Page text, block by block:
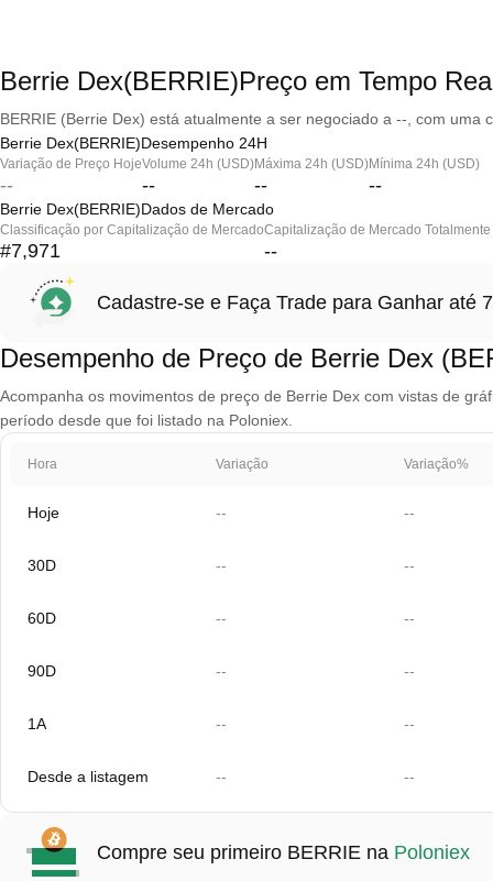
Berrie Dex(BERRIE)Preço em Tempo
BERRIE (Berrie Dex) está atualmente a ser negociado a --, com uma
Berrie Dex(BERRIE)Desempenho 24H
Variação de Preço Hoje
--
Volume 24h (USD)
--
Máxima 24h (USD)
--
Mínima 24h (USD)
--
Berrie Dex(BERRIE)Dados de Mercado
Classificação por Capitalização de Mercado
#7,971
Capitalização de Mercado
--
Cadastre-se e Faça Trade para Ganhar até
Desempenho de Preço de Berrie Dex
Acompanha os movimentos de preço de Berrie Dex com vistas de
período desde que foi listado na Poloniex.
Hora Variação Variação%
Hoje -- --
30D -- --
60D -- --
90D -- --
1A -- --
Desde a listagem -- --
Compre seu primeiro BERRIE na Poloniex